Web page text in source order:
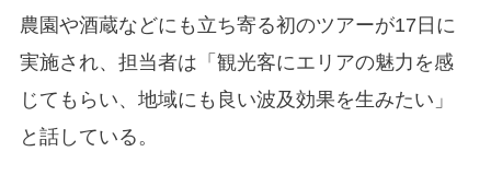
農園や酒蔵などにも立ち寄る初のツアーが17日に
実施され、担当者は「観光客にエリアの魅力を感
じてもらい、地域にも良い波及効果を生みたい」
と話している。